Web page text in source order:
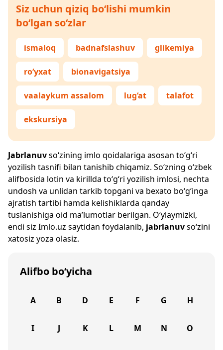
Siz uchun qiziq bo‘lishi mumkin
bo‘lgan so‘zlar
ismaloq badnafslashuv glikemiya
ro‘yxat bionavigatsiya
vaalaykum assalom lug‘at talafot
ekskursiya
Jabrlanuvso‘zining imlo qoidalariga asosan to‘g‘ri
yozilish tasnifi bilan tanishib chiqamiz. So‘zning o‘zbek
alifbosida lotin va kirillda to‘g‘ri yozilish imlosi, nechta
undosh va unlidan tarkib topgani va bexato bo‘g‘inga
ajratish tartibi hamda kelishiklarda qanday
tuslanishiga oid ma’lumotlar berilgan. O‘ylaymizki,
endi siz Imlo.uz saytidan foydalanib, jabrlanuvso‘zini
xatosiz yoza olasiz.
Alifbo bo‘yicha
A B D E F G H
I J K L M N O